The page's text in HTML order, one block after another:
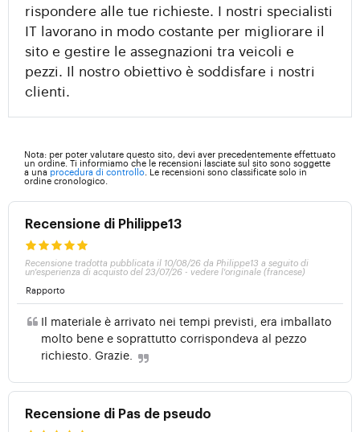
rispondere alle tue richieste. I nostri specialisti
IT lavorano in modo costante per migliorare il
sito e gestire le assegnazioni tra veicoli e
pezzi. Il nostro obiettivo è soddisfare i nostri
clienti.
Nota: per poter valutare questo sito, devi aver precedentemente effettuato
un ordine. Ti informiamo che le recensioni lasciate sul sito sono soggette
a una procedura di controllo. Le recensioni sono classificate solo in
ordine cronologico.
Recensione di Philippe13
Recensione tradotta pubblicata il 10/08/26 da Philippe13 a seguito di
un'esperienza di acquisto del 23/07/26 - vedere l'originale (francese)
Rapporto
Il materiale è arrivato nei tempi previsti, era imballato
molto bene e soprattutto corrispondeva al pezzo
richiesto. Grazie.
Recensione di Pas de pseudo